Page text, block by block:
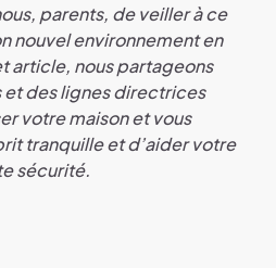
parents, de veiller à ce
nouvel environnement en
article, nous partageons
et des lignes directrices
votre maison et vous
tranquille et d’aider votre
sécurité.